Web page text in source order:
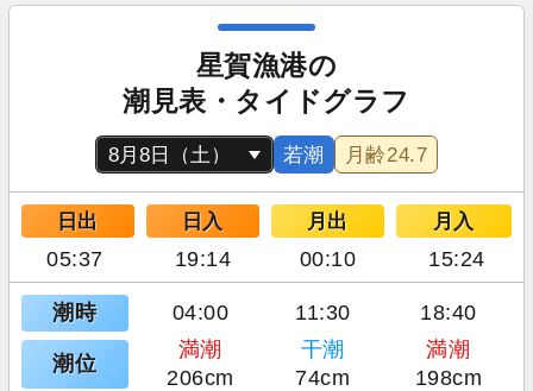
星賀漁港の
潮見表・タイドグラフ
若潮 月齢24.7
日出 日入 月出 月入
05:37 19:14 00:10 15:24
潮時 04:00 11:30 18:40
潮位
満潮 干潮
満潮
206cm
74cm 198cm